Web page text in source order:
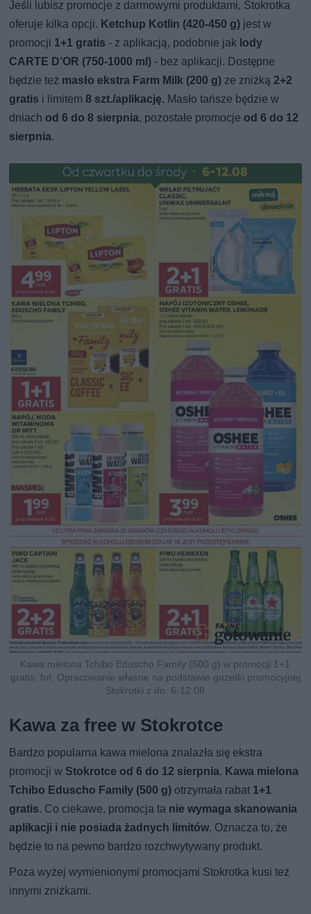
Jeśli lubisz promocje z darmowymi produktami, Stokrotka
oferuje kilka opcji. Ketchup Kotlin (420-450 g) jest w
promocji 1+1 gratis - z aplikacją, podobnie jak lody
CARTE D’OR (750-1000 ml) - bez aplikacji. Dostępne
będzie też masło ekstra Farm Milk (200 g) ze zniżką2+2
gratis i limitem8 szt./aplikację. Masło tańsze będzie w
dniach od 6 do 8 sierpnia, pozostałe promocje od 6 do 12
sierpnia.
Kawa mielona Tchibo Eduscho Family (500 g) w promocji 1+1
gratis, fot. Opracowanie własne na podstawie gazetki promocyjnej
Stokrotki z dn. 6-12.08
Kawa za free w Stokrotce
Bardzo popularna kawa mielona znalazła się ekstra
promocji w Stokrotce od 6 do 12 sierpnia. Kawa mielona
Tchibo Eduscho Family (500 g) otrzymała rabat 1+1
gratis. Co ciekawe, promocja ta nie wymaga skanowania
aplikacji i nie posiada żadnych limitów. Oznacza to, że
będzie to na pewno bardzo rozchwytywany produkt.
Poza wyżej wymienionymi promocjami Stokrotka kusi też
innymi zniżkami.